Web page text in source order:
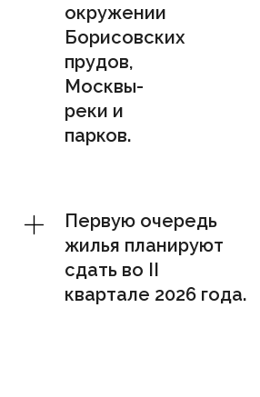
окружении
Борисовских
прудов,
Москвы-
реки и
парков.
Первую очередь
жилья планируют
сдать во II
квартале 2026 года.